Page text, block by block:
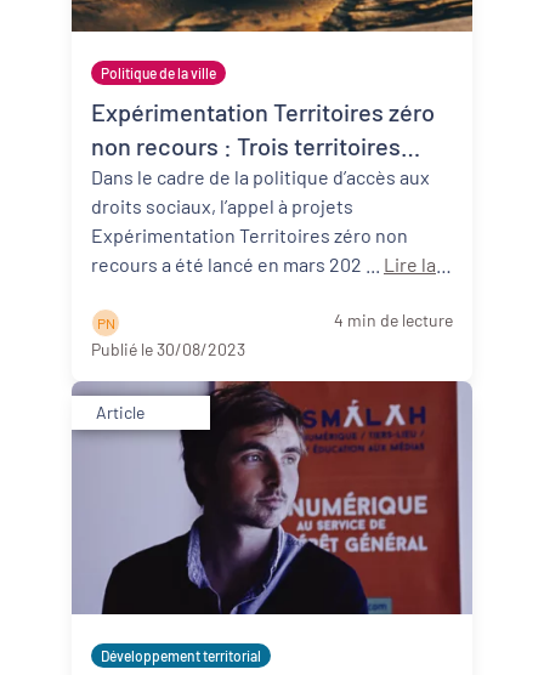
Politique de la ville
Expérimentation Territoires zéro
non recours : Trois territoires
néo-aquitains participants !
Dans le cadre de la politique d’accès aux
droits sociaux, l’appel à projets
Expérimentation Territoires zéro non
Lire la
P N
4 min de lecture
Publié le 30/08/2023
Article
Développement territorial